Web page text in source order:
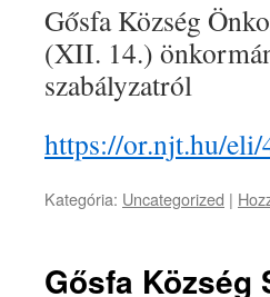
Gősfa Község
(XII. 14.)
szabályzatról
https://or.njt.hu/
Kategória: Uncategorized |
Gősfa Község